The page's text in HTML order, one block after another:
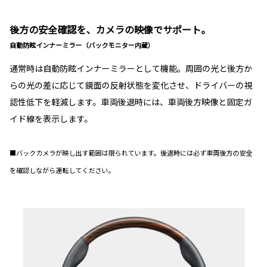
後方の安全確認を、カメラの映像でサポート。
自動防眩インナーミラー（バックモニター内蔵）
通常時は自動防眩インナーミラーとして機能。周囲の光と後方か
らの光の差に応じて鏡面の反射状態を変化させ、ドライバーの視
認性低下を軽減します。車両後退時には、車両後方映像と固定ガ
イド線を表示します。
■バックカメラが映し出す範囲は限られています。後退時には必ず車両後方の安全
を確認しながら運転してください。